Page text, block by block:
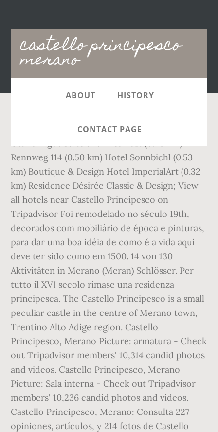
castello principesco
merano
Main
navigation
ABOUT HISTORY
CONTACT PAGE
Hotels near Castello Principesco: (0.10 km)
Rennweg 114 (0.50 km) Hotel Sonnbichl (0.53
km) Boutique & Design Hotel ImperialArt (0.32
km) Residence Désirée Classic & Design; View
all hotels near Castello Principesco on
Tripadvisor Foi remodelado no século 19th,
decorados com mobiliário de época e pinturas,
para dar uma boa idéia de como é a vida aqui
deve ter sido como em 1500. 14 von 130
Aktivitäten in Merano (Meran) Schlösser. Per
tutto il XVI secolo rimase una residenza
principesca. The Castello Principesco is a small
peculiar castle in the centre of Merano town,
Trentino Alto Adige region. Castello
Principesco, Merano Picture: armatura - Check
out Tripadvisor members' 10,314 candid photos
and videos. Castello Principesco, Merano
Picture: Sala interna - Check out Tripadvisor
members' 10,236 candid photos and videos.
Castello Principesco, Merano: Consulta 227
opiniones, artículos, y 214 fotos de Castello